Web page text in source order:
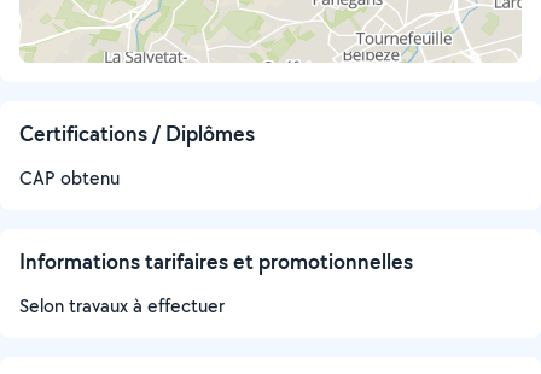
Certifications / Diplômes
CAP obtenu
Informations tarifaires et promotionnelles
Selon travaux à effectuer